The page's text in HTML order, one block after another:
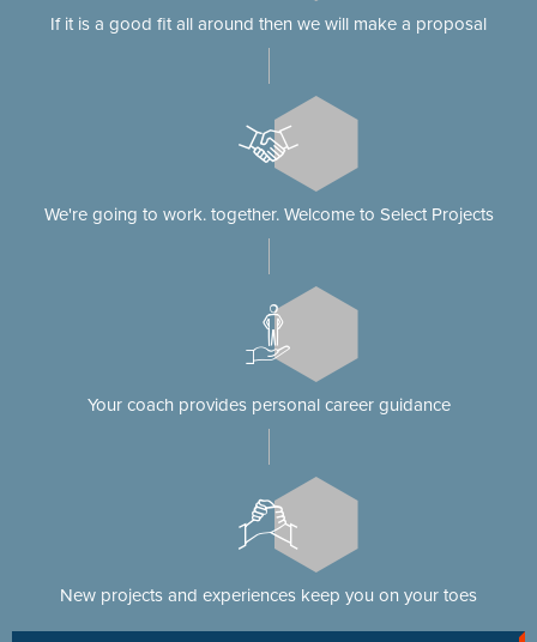
If it is a good fit all around then we will make a proposal
We're going to work. together. Welcome to Select Projects
Your coach provides personal career guidance
New projects and experiences keep you on your toes